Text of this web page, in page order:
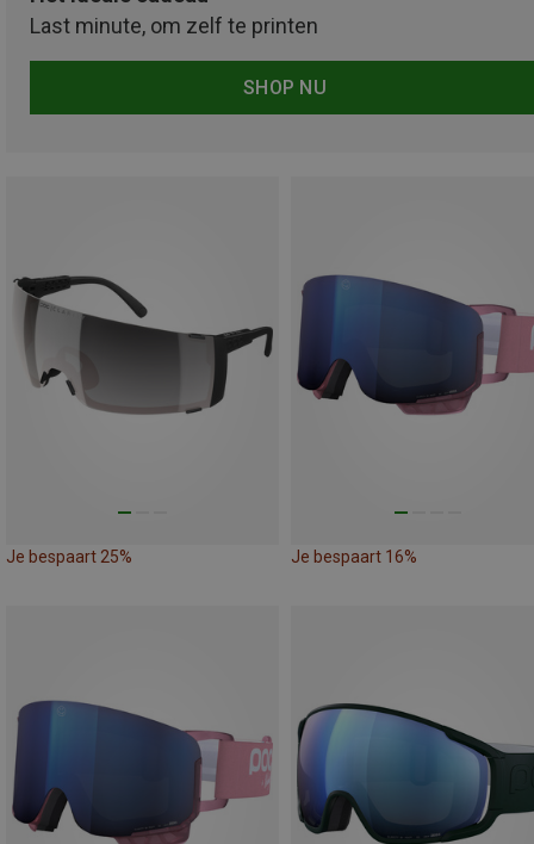
Last minute, om zelf te printen
SHOP NU
Je bespaart 25% Je bespaart 16%